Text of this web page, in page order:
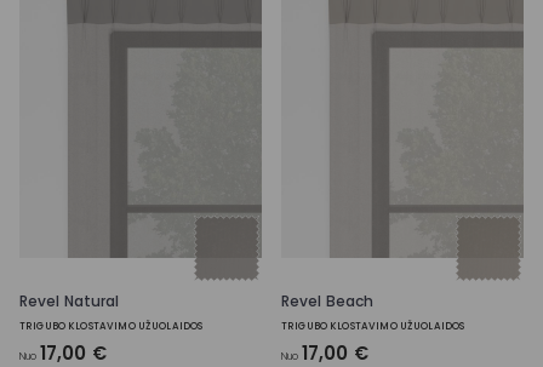
Revel Natural
TRIGUBO KLOSTAVIMO UŽUOLAIDOS
Nuo 17,00 €
Revel Beach
TRIGUBO KLOSTAVIMO UŽUOLAIDOS
Nuo 17,00 €